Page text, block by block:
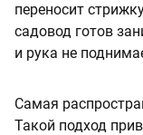
переносит
садовод готов
и рука не
Самая
Такой подход